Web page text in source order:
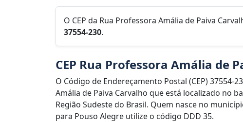
O CEP da Rua Professora Amália de Paiva
37554-230.
CEP Rua Professora Amália de
O Código de Endereçamento Postal (CEP) 37554-
Amália de Paiva Carvalho que está localizado no
Região Sudeste do Brasil. Quem nasce no
para Pouso Alegre utilize o código DDD 35.